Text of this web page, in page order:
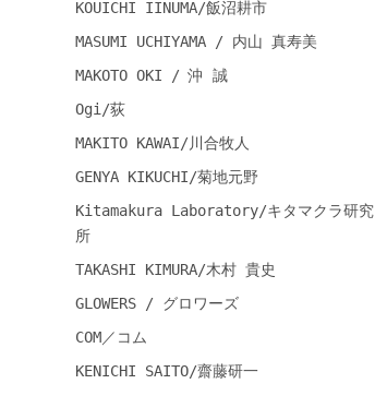
KOUICHI IINUMA/飯沼耕市
MASUMI UCHIYAMA / 内山 真寿美
MAKOTO OKI / 沖 誠
Ogi/荻
MAKITO KAWAI/川合牧人
GENYA KIKUCHI/菊地元野
Kitamakura Laboratory/キタマクラ研究
所
TAKASHI KIMURA/木村 貴史
GLOWERS / グロワーズ
COM／コム
KENICHI SAITO/齋藤研一